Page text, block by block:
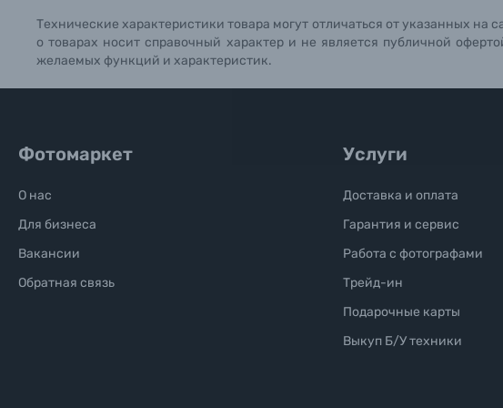
Б/У фототехника (Комиссионные товары)
Уценённые товары
Технические характеристики товара могут отличаться от указанных
о товарах носит справочный характер и не является публичной
желаемых функций и характеристик.
Фотомаркет
О нас
Для бизнеса
Вакансии
Обратная связь
Услуги
Доставка и оплата
Гарантия и сервис
Работа с фотографами
Трейд-ин
Подарочные карты
Выкуп Б/У техники